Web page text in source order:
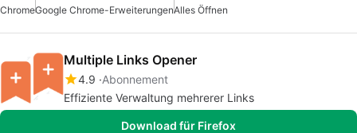
ChromeGoogle Chrome-ErweiterungenAlles Öffnen
Multiple Links Opener
4.9 Abonnement
Effiziente Verwaltung mehrerer Links
Download für Firefox